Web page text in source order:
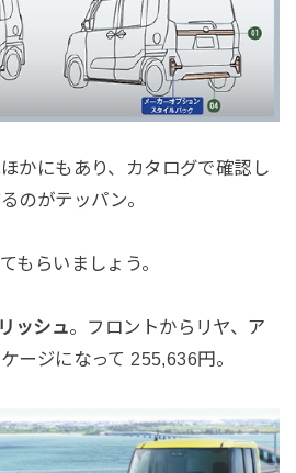
かにもあり、カタログで確認し
のがテッパン。
もらいましょう。
ッシュ。フロントからリヤ、ア
ージになって 255,636円。